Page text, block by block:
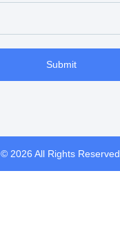
Submit
© 2026 All Rights Reserved.